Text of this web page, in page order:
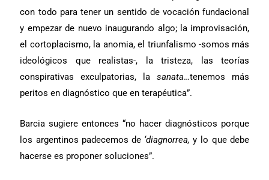
con todo para tener un sentido de vocación fundacional
y empezar de nuevo inaugurando algo; la improvisación,
el cortoplacismo, la anomia, el triunfalismo -somos más
ideológicos que realistas-, la tristeza, las teorías
conspirativas exculpatorias, lasanata…tenemos más
peritos en diagnóstico que en terapéutica”.
Barcia sugiere entonces “no hacer diagnósticos porque
los argentinos padecemos de ‘diagnorrea,y lo que debe
hacerse es proponer soluciones”.